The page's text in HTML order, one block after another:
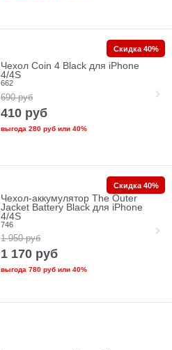
Чехол Coin 4 Black для iPhone
4/4S
662
690 руб
410 руб
выгода 280 рубили 40%
Скидка 40%
Чехол-аккумулятор The Outer
Jacket Battery Black для iPhone
4/4S
746
1 950 руб
1 170 руб
выгода 780 рубили 40%
Скидка 40%